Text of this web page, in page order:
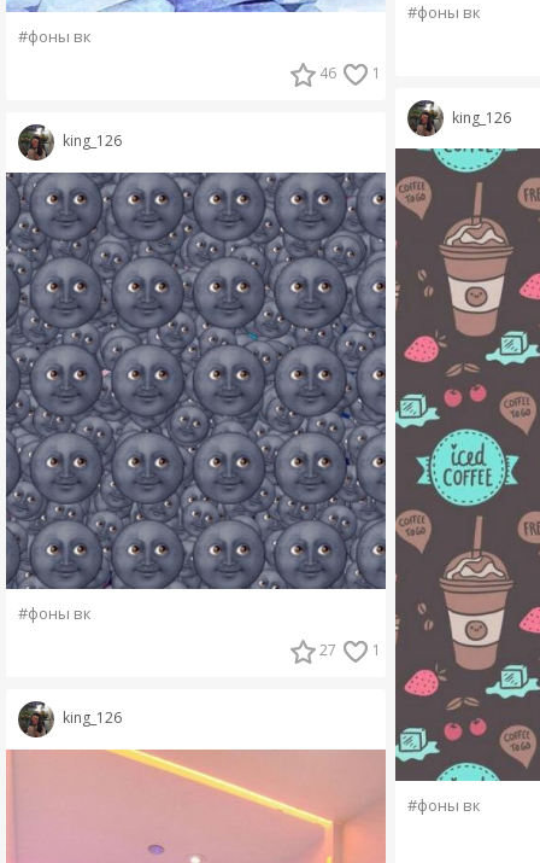
#фоны вк
46 1
king_126
#фоны вк
27 1
king_126
#фоны вк
king_126
#фоны вк